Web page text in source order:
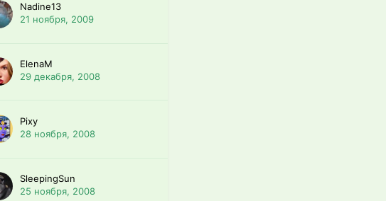
Nadine13
21 ноября, 2009
ElenaM
29 декабря, 2008
Pixy
28 ноября, 2008
SleepingSun
25 ноября, 2008